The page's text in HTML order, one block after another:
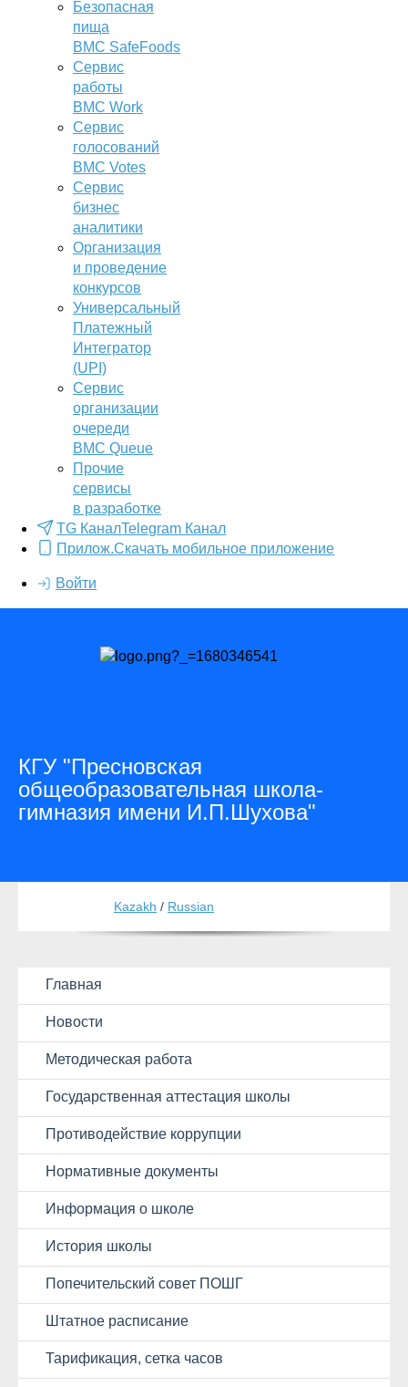
Безопасная
пища
BMC SafeFoods
Сервис
работы
BMC Work
Сервис
голосований
BMC Votes
Сервис
бизнес
аналитики
Организация
и проведение
конкурсов
Универсальный
Платежный
Интегратор
(UPI)
Сервис
организации
очереди
BMC Queue
Прочие
сервисы
в разработке
TG КаналTelegram Канал
Прилож.Скачать мобильное приложение
Войти
КГУ "Пресновская
общеобразовательная школа-
гимназия имени И.П.Шухова"
Kazakh / Russian
Главная
Новости
Методическая работа
Государственная аттестация школы
Противодействие коррупции
Нормативные документы
Информация о школе
История школы
Попечительский совет ПОШГ
Штатное расписание
Тарификация, сетка часов